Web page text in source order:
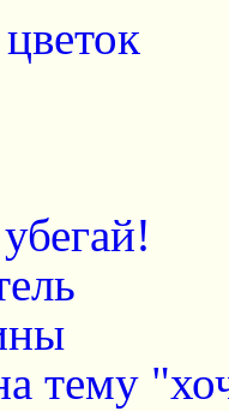
тему